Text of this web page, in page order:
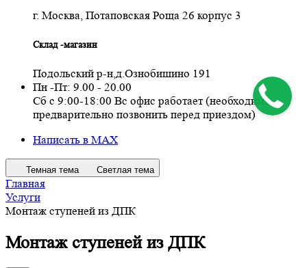
г. Москва, Потаповская Роща 26 корпус 3
Склад -магазин
Подольский р-н,д.Ознобишино 191
Пн -Пт: 9.00 - 20.00
Сб с 9:00-18:00 Вс офис работает (необходимо
предварительно позвонить перед приездом)
Написать в MAX
Темная тема Светлая тема
Главная
Услуги
Монтаж ступеней из ДПК
Монтаж ступеней из ДПК